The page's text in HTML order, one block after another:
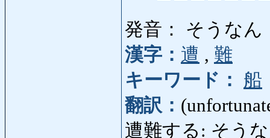
発音： そうなん
漢字： 遭 , 難
キーワード：
船
翻訳：
遭難する: そうな